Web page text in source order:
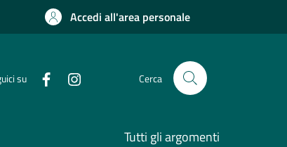
Accedi all'area personale
su Cerca
Tutti gli argomenti